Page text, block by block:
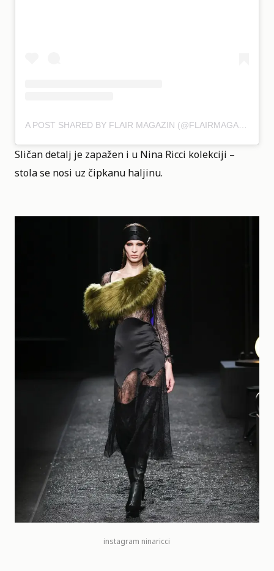
Sličan detalj je zapažen i u Nina Ricci kolekciji –
stola se nosi uz čipkanu haljinu.
instagram ninaricci